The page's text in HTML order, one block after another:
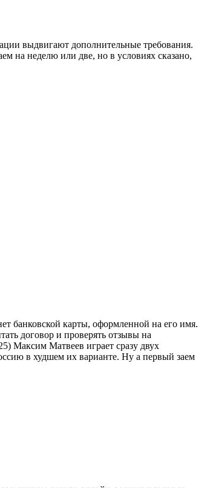
выдвигают дополнительные требования.
на неделю или две, но в условиях сказано,
банковской карты, оформленной на его имя.
договор и проверять отзывы на
Максим Матвеев играет сразу двух
в худшем их варианте. Ну а первый заем